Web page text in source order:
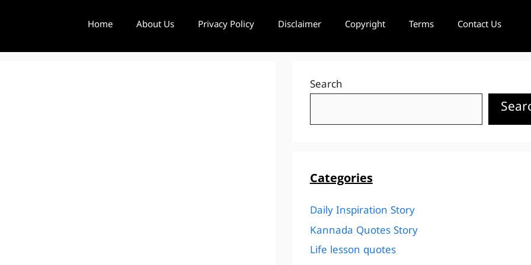
Home About Us Privacy Policy Disclaimer Copyright Terms Contact Us
Search
Categories
Daily Inspiration Story
Kannada Quotes Story
Life lesson quotes